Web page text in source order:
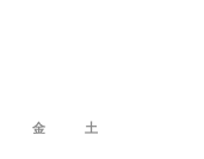
金 土